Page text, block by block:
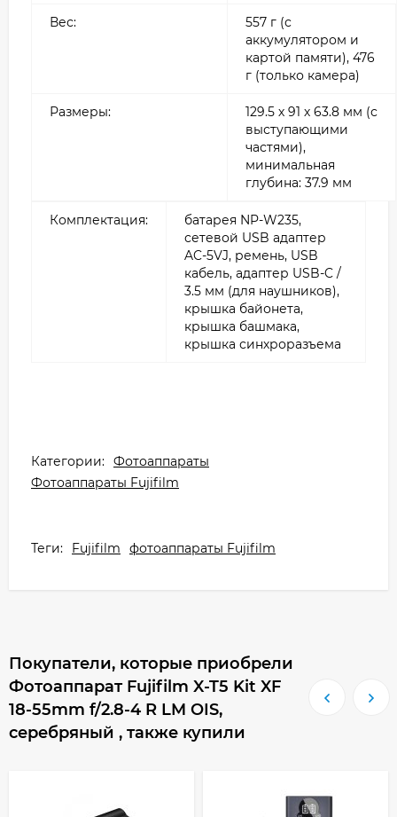
Вес:
557 г (с
аккумулятором и
картой памяти), 476
г (только камера)
Размеры:
129.5 х 91 х 63.8 мм (с
выступающими
частями),
минимальная
глубина: 37.9 мм
Комплектация:
батарея NP-W235,
сетевой USB адаптер
AC-5VJ, ремень, USB
кабель, адаптер USB-C /
3.5 мм (для наушников),
крышка байонета,
крышка башмака,
крышка синхроразъема
Категории: Фотоаппараты
Фотоаппараты Fujifilm
Теги: Fujifilm фотоаппараты Fujifilm
Покупатели, которые приобрели
Фотоаппарат Fujifilm X-T5 Kit XF
18-55mm f/2.8-4 R LM OIS,
серебряный , также купили